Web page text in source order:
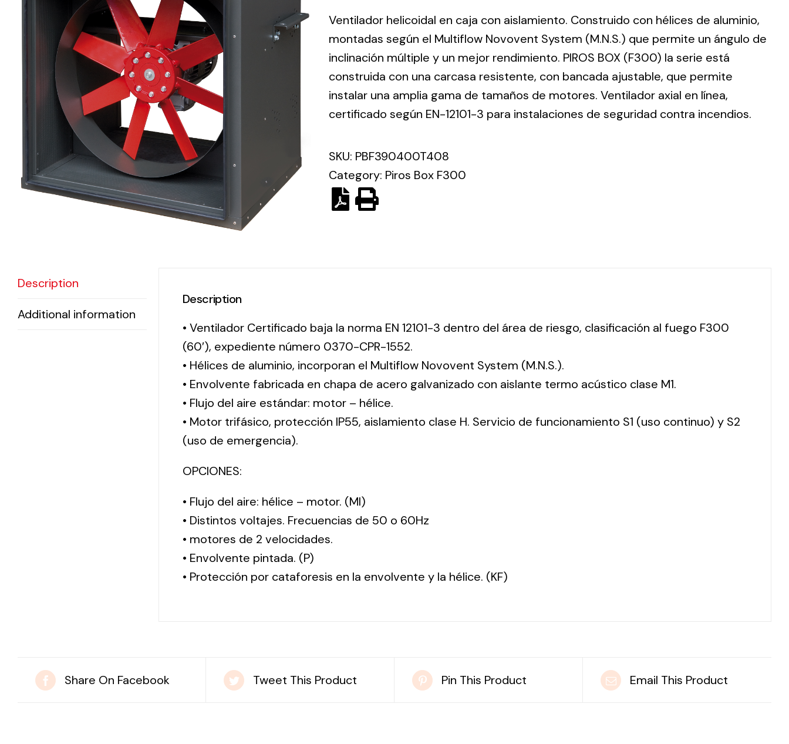
Electrical
Equipment
solutions in
lighting and
electrical
material for
each project
Ventilation
The
incorporation of
Novovent into
offer of
ventilation
products for
different uses
Solar lighting
solutions for all
Ventilador helicoidal en caja con aislamiento. Construido con hélices de aluminio,
montadas según el Multiflow Novovent System (M.N.S.) que permite un ángulo de
inclinación múltiple y un mejor rendimiento. PIROS BOX (F300) la serie está
construida con una carcasa resistente, con bancada ajustable, que permite
instalar una amplia gama de tamaños de motores. Ventilador axial en línea,
certificado según EN-12101-3 para instalaciones de seguridad contra incendios.
SKU: PBF390400T408
Category: Piros Box F300
Description
Additional information
Description
• Ventilador Certificado baja la norma EN 12101-3 dentro del área de riesgo, clasificación al fuego F300
(60′), expediente número 0370-CPR-1552.
• Hélices de aluminio, incorporan el Multiflow Novovent System (M.N.S.).
• Envolvente fabricada en chapa de acero galvanizado con aislante termo acústico clase M1.
• Flujo del aire estándar: motor – hélice.
• Motor trifásico, protección IP55, aislamiento clase H. Servicio de funcionamiento S1 (uso continuo) y S2
(uso de emergencia).
OPCIONES:
• Flujo del aire: hélice – motor. (MI)
• Distintos voltajes. Frecuencias de 50 o 60Hz
• motores de 2 velocidades.
• Envolvente pintada. (P)
• Protección por cataforesis en la envolvente y la hélice. (KF)
Share On Facebook Tweet This Product Pin This Product Email This Product